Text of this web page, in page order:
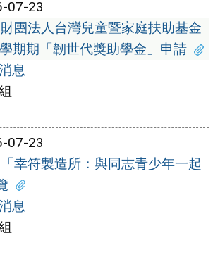
07-23
財團法人台灣兒童暨家庭扶助基金
期期「韌世代獎助學金」申請
息
07-23
「幸符製造所：與同志青少年一起
息